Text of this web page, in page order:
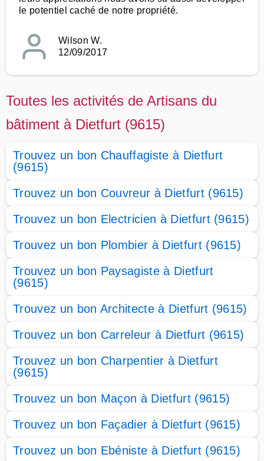
le potentiel caché de notre propriété.
Wilson W.
12/09/2017
Toutes les activités de Artisans du
bâtiment à Dietfurt (9615)
Trouvez un bon Chauffagiste à Dietfurt
(9615)
Trouvez un bon Couvreur à Dietfurt (9615)
Trouvez un bon Electricien à Dietfurt (9615)
Trouvez un bon Plombier à Dietfurt (9615)
Trouvez un bon Paysagiste à Dietfurt
(9615)
Trouvez un bon Architecte à Dietfurt (9615)
Trouvez un bon Carreleur à Dietfurt (9615)
Trouvez un bon Charpentier à Dietfurt
(9615)
Trouvez un bon Maçon à Dietfurt (9615)
Trouvez un bon Façadier à Dietfurt (9615)
Trouvez un bon Ebéniste à Dietfurt (9615)